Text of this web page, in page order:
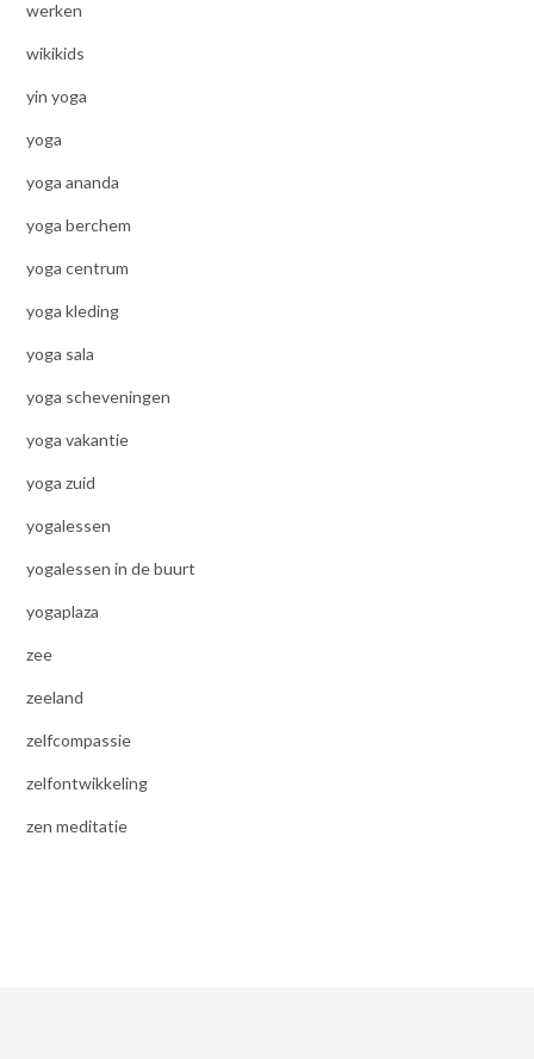
werken
wikikids
yin yoga
yoga
yoga ananda
yoga berchem
yoga centrum
yoga kleding
yoga sala
yoga scheveningen
yoga vakantie
yoga zuid
yogalessen
yogalessen in de buurt
yogaplaza
zee
zeeland
zelfcompassie
zelfontwikkeling
zen meditatie